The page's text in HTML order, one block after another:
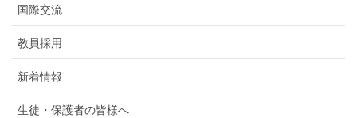
国際交流
教員採用
新着情報
生徒・保護者の皆様へ